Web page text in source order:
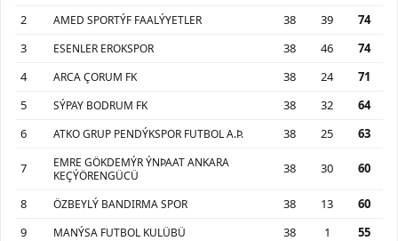
2
AMED SPORTÝF FAALÝYETLER 38 39
74
3
ESENLER EROKSPOR 38 46
74
4
ARCA ÇORUM FK 38 24
71
5
SÝPAY BODRUM FK 38 32
64
6
ATKO GRUP PENDÝKSPOR FUTBOL A.Þ. 38 25 63
7
EMRE GÖKDEMÝR ÝNÞAAT ANKARA
KEÇÝÖRENGÜCÜ
38 30 60
8 ÖZBEYLÝ BANDIRMA SPOR 38 13
60
9
MANÝSA FUTBOL KULÜBÜ 38 1
55